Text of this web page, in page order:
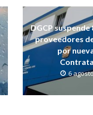
DGCP
proveedores
por
6